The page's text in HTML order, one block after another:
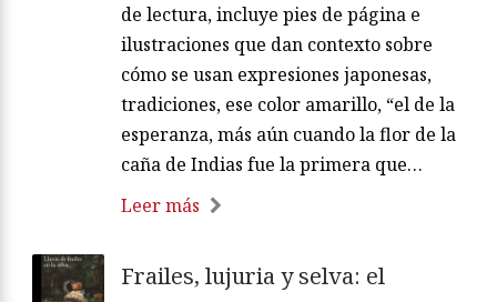
de lectura, incluye pies de página e
ilustraciones que dan contexto sobre
cómo se usan expresiones japonesas,
tradiciones, ese color amarillo, “el de la
esperanza, más aún cuando la flor de la
caña de Indias fue la primera que…
Leer más
Frailes, lujuria y selva: el